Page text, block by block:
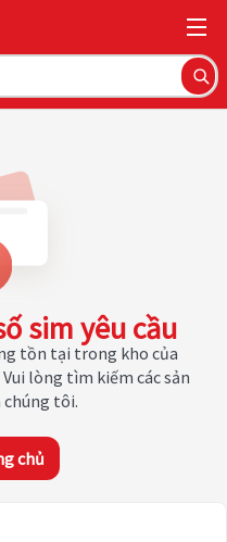
sim yêu cầu
tồn tại trong kho của
lòng tìm kiếm các sản
chúng tôi.
chủ